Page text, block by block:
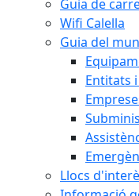
Guia de
Wifi Calella
Guia del
Entitats
Llocs